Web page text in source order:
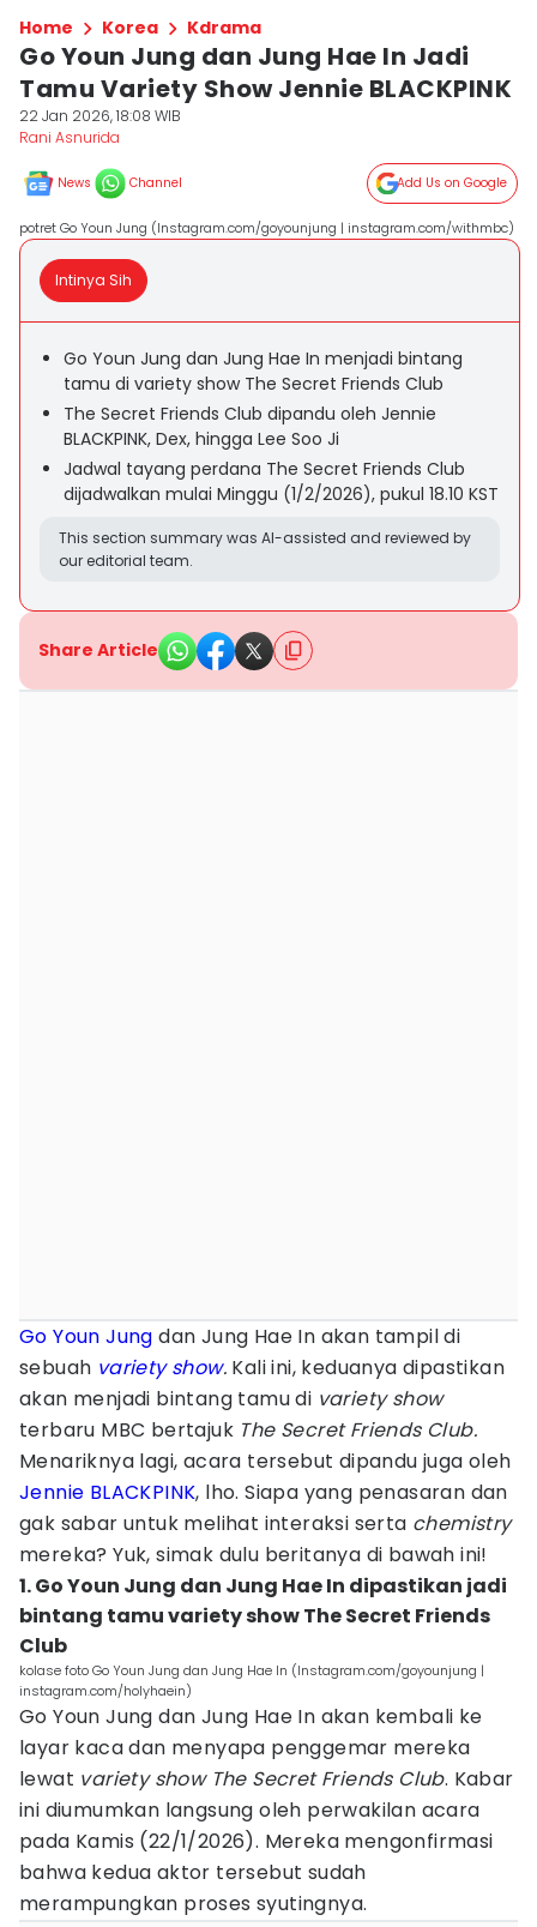
Home Korea Kdrama
Go Youn Jung dan Jung Hae In Jadi
Tamu Variety Show Jennie BLACKPINK
22 Jan 2026, 18:08 WIB
Rani Asnurida
News Channel Add Us on Google
potret Go Youn Jung (Instagram.com/goyounjung | instagram.com/withmbc)
Intinya Sih
Go Youn Jung dan Jung Hae In menjadi bintang
tamu di variety show The Secret Friends Club
The Secret Friends Club dipandu oleh Jennie
BLACKPINK, Dex, hingga Lee Soo Ji
Jadwal tayang perdana The Secret Friends Club
dijadwalkan mulai Minggu (1/2/2026), pukul 18.10 KST
This section summary was AI-assisted and reviewed by
our editorial team.
Share Article
Go Youn Jung dan Jung Hae In akan tampil di
sebuah variety show. Kali ini, keduanya dipastikan
akan menjadi bintang tamu di variety show
terbaru MBC bertajuk The Secret Friends Club.
Menariknya lagi, acara tersebut dipandu juga oleh
Jennie BLACKPINK, lho. Siapa yang penasaran dan
gak sabar untuk melihat interaksi serta chemistry
mereka? Yuk, simak dulu beritanya di bawah ini!
1. Go Youn Jung dan Jung Hae In dipastikan jadi
bintang tamu variety show The Secret Friends
Club
kolase foto Go Youn Jung dan Jung Hae In (Instagram.com/goyounjung |
instagram.com/holyhaein)
Go Youn Jung dan Jung Hae In akan kembali ke
layar kaca dan menyapa penggemar mereka
lewat variety show The Secret Friends Club. Kabar
ini diumumkan langsung oleh perwakilan acara
pada Kamis (22/1/2026). Mereka mengonfirmasi
bahwa kedua aktor tersebut sudah
merampungkan proses syutingnya.